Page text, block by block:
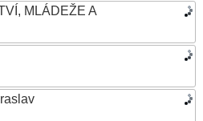
MLÁDEŽE A